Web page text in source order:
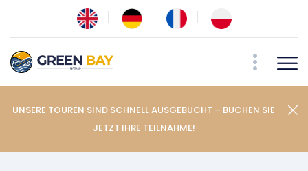
UNSERE TOUREN SIND SCHNELL AUSGEBUCHT – BUCHEN SIE
JETZT IHRE TEILNAHME!